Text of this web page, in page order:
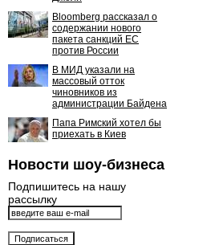
Bloomberg рассказал о
содержании нового
пакета санкций ЕС
против России
В МИД указали на
массовый отток
чиновников из
администрации Байдена
Папа Римский хотел бы
приехать в Киев
Новости шоу-бизнеса
Подпишитесь на нашу
рассылку